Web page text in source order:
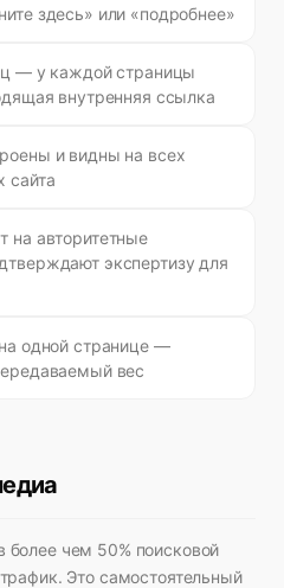
здесь» или «подробнее»
— у каждой страницы
внутренняя ссылка
и видны на всех
сайта
на авторитетные
экспертизу для
одной странице —
вес
чем 50% поисковой
Это самостоятельный